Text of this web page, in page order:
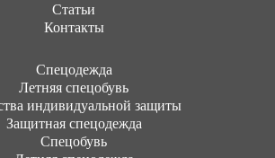
Статьи
Контакты
Cпецодежда
Летняя спецобувь
индивидуальной защиты
Защитная спецодежда
Спецобувь